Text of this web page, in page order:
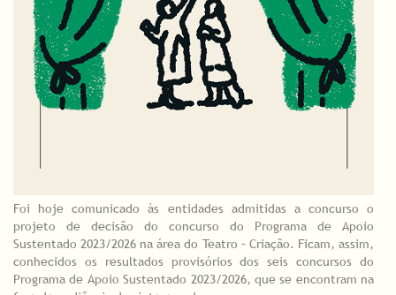
Foi hoje comunicado às entidades admitidas a concurso o
projeto de decisão do concurso do Programa de Apoio
Sustentado 2023/2026 na área do Teatro – Criação. Ficam, assim,
conhecidos os resultados provisórios dos seis concursos do
Programa de Apoio Sustentado 2023/2026, que se encontram na